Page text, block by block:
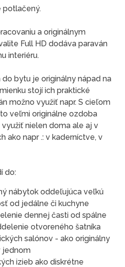
potlačený.
a originálnym
Full HD dodáva paraván
interiéru.
bytu je originálny nápad na
stojí ich praktické
možno využiť napr. S cieľom
veľmi originálne ozdoba
nielen doma ale aj v
ako napr .: v kaderníctve, v
do:
nábytok oddeľujúca veľkú
od jedálne či kuchyne
dennej časti od spálne
otvoreného šatníka
salónov - ako originálny
jednom
izieb ako diskrétne